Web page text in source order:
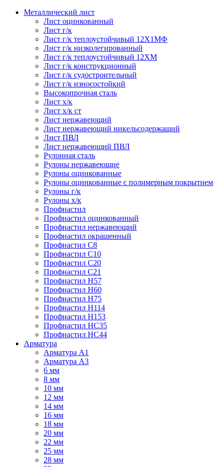
Металлический лист
Лист оцинкованный
Лист г/к
Лист г/к теплоустойчивый 12Х1МФ
Лист г/к низколегированный
Лист г/к теплоустойчивый 12ХМ
Лист г/к конструкционный
Лист г/к судостроительный
Лист г/к износостойкий
Высокопрочная сталь
Лист х/к
Лист х/к ст
Лист нержавеющий
Лист нержавеющий никельсодержащий
Лист ПВЛ
Лист нержавеющий ПВЛ
Рулонная сталь
Рулоны нержавеющие
Рулоны оцинкованные
Рулоны оцинкованные с полимерным покрытием
Рулоны г/к
Рулоны х/к
Профнастил
Профнастил оцинкованный
Профнастил нержавеющий
Профнастил окрашенный
Профнастил С8
Профнастил С10
Профнастил С20
Профнастил С21
Профнастил Н57
Профнастил Н60
Профнастил Н75
Профнастил Н114
Профнастил Н153
Профнастил НС35
Профнастил НС44
Арматура
Арматура А1
Арматура А3
6 мм
8 мм
10 мм
12 мм
14 мм
16 мм
18 мм
20 мм
22 мм
25 мм
28 мм